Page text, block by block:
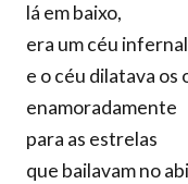
lá em baixo,
era um céu infernal
e o céu dilatava os
enamoradamente
para as estrelas
que bailavam no